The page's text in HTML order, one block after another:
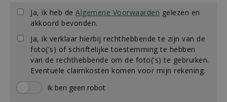
Ja, ik heb de Algemene Voorwaarden gelezen en
akkoord bevonden.
Ja, ik verklaar hierbij rechthebbende te zijn van de
foto('s) of schriftelijke toestemming te hebben
van de rechthebbende om de foto('s) te gebruiken.
Eventuele claimkosten komen voor mijn rekening.